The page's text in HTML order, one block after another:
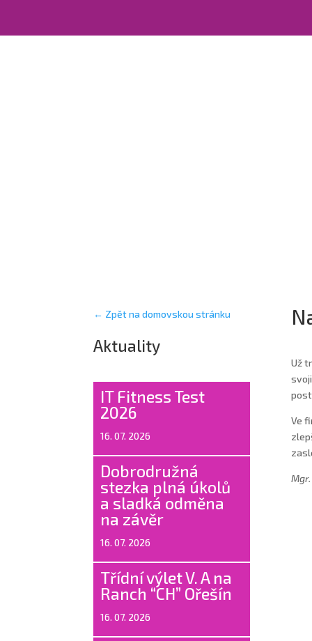
← Zpět na domovskou stránku
Aktuality
IT Fitness Test
2026
16. 07. 2026
Dobrodružná
stezka plná úkolů
a sladká odměna
na závěr
16. 07. 2026
Třídní výlet V. A na
Ranch “CH” Ořešín
16. 07. 2026
Už
Ve